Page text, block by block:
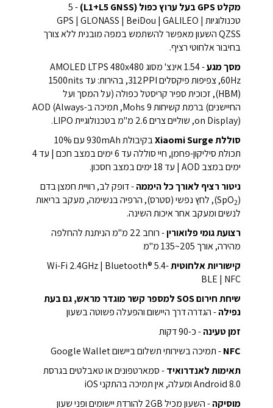
מקלט GPS בעל ערוץ כפול (L1+L5 GNSS)
- 5
טכנולוגיות GPS | GLONASS | BeiDou | GALILEO |
QZSS השעון מאפשר להשתמש במפה מובנית ללא צורך
בחיבור אלחוטי רציף.
מסך מגע
- 1.54 אינצ' מסוג AMOLED LTPS 480x480
60Hz, צפיפות פיקסלים 312PPI, בהירות: עד 1500nits
(HBM), זכוכית ספיר קריסטל כפולה (על המסך ועל
החיישנים) ברמת קשיחות Mohs 9, תמיכה ב-AOD (Always
on Display), שוליים צרים 2.6 מ"מ בטכנולוגיית LIPO.
סוללת Xiaomi Surge
בקיבולת 930mAh עם 10%
תכולת סיליקון-פחמן, חיי סוללה עד 6 ימים במצב חכם | עד 4
ימים במצב AOD | עד 18 ימים במצב חסכון.
ניטור רציף לאורך כל היממה- דופק לב, רוויית חמצן בדם
(SpO
2
), לחץ נפשי (סטרס), הרפיה בנשימה, מעקב בריאות
לנשים ומעקב אחר איכות השינה.
רצועת גומי פלואורין
- רוחב 22 מ"מ הניתנת להחלפה
מהירה, אורך 205~135 מ"מ
קישוריות אלחוטית -Wi-Fi 2.4GHz | Bluetooth® 5.4
BLE | NFC
שיחת חירום SOS למספר קשר מוגדר מראש, גם בעת
נפילה- הגדרה דרך היישום והפעלה פשוטה בשעון
זמן טעינה- כ-90 דקות
NFC- תמיכה בשירותי תשלום ביישום Google Wallet
תאימות לאנדרואיד- סמארטפונים או טאבלטים בגרסת
Android 8.0 ומעלה, אין תמיכה בהתקני iOS
מוסיקה
- השעון מכיל 2GB להורדת יישומים ופני שעון